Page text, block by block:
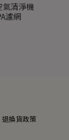
清淨機
濾網
退換貨政策